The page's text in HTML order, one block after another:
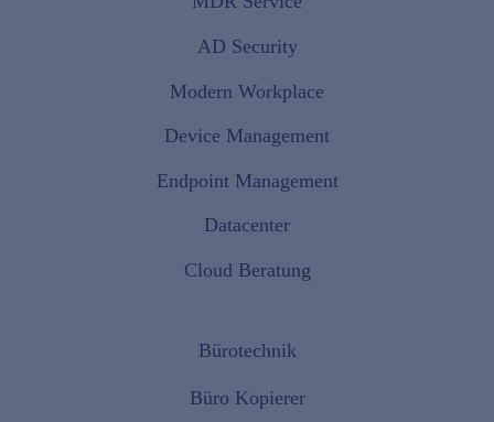
AD Security
Modern Workplace
Device Management
Endpoint Management
Datacenter
Cloud Beratung
Bürotechnik
Büro Kopierer